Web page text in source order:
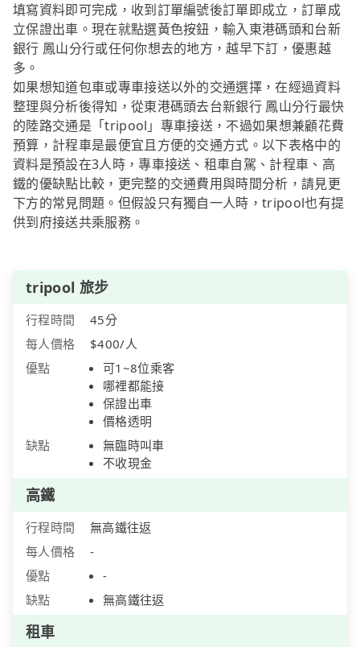
填寫資料即可完成，收到訂單編號後訂單即成立，訂單成
立保證出車。現在就點選黃色按鈕，輸入東港碼頭和台新
銀行 鳳山分行或任何你想去的地方，越早下訂，優惠越
多。
如果想知道包車或專車接送以外的交通選擇，在經過資料
整理與分析後得知，從東港碼頭去台新銀行 鳳山分行最快
的陸路交通是「tripool」專車接送，不過如果想兼顧花費
預算，計程車是最便宜且方便的交通方式。以下表格中的
資料是預設在3人時，專車接送、租車自駕、計程車、高
鐵的優缺點比較，更完整的交通費用與時間分析，請見更
下方的常見問題。但假設只有獨自一人時，tripool也有提
供到府接送共乘服務。
tripool 旅步
行程時間
45分
每人價格
$400/人
優點
可1~8位乘客
哪裡都能接
保證出車
價格透明
缺點
無臨時叫車
不收現金
高鐵
行程時間
無高鐵往返
每人價格
-
優點
-
缺點
無高鐵往返
租車